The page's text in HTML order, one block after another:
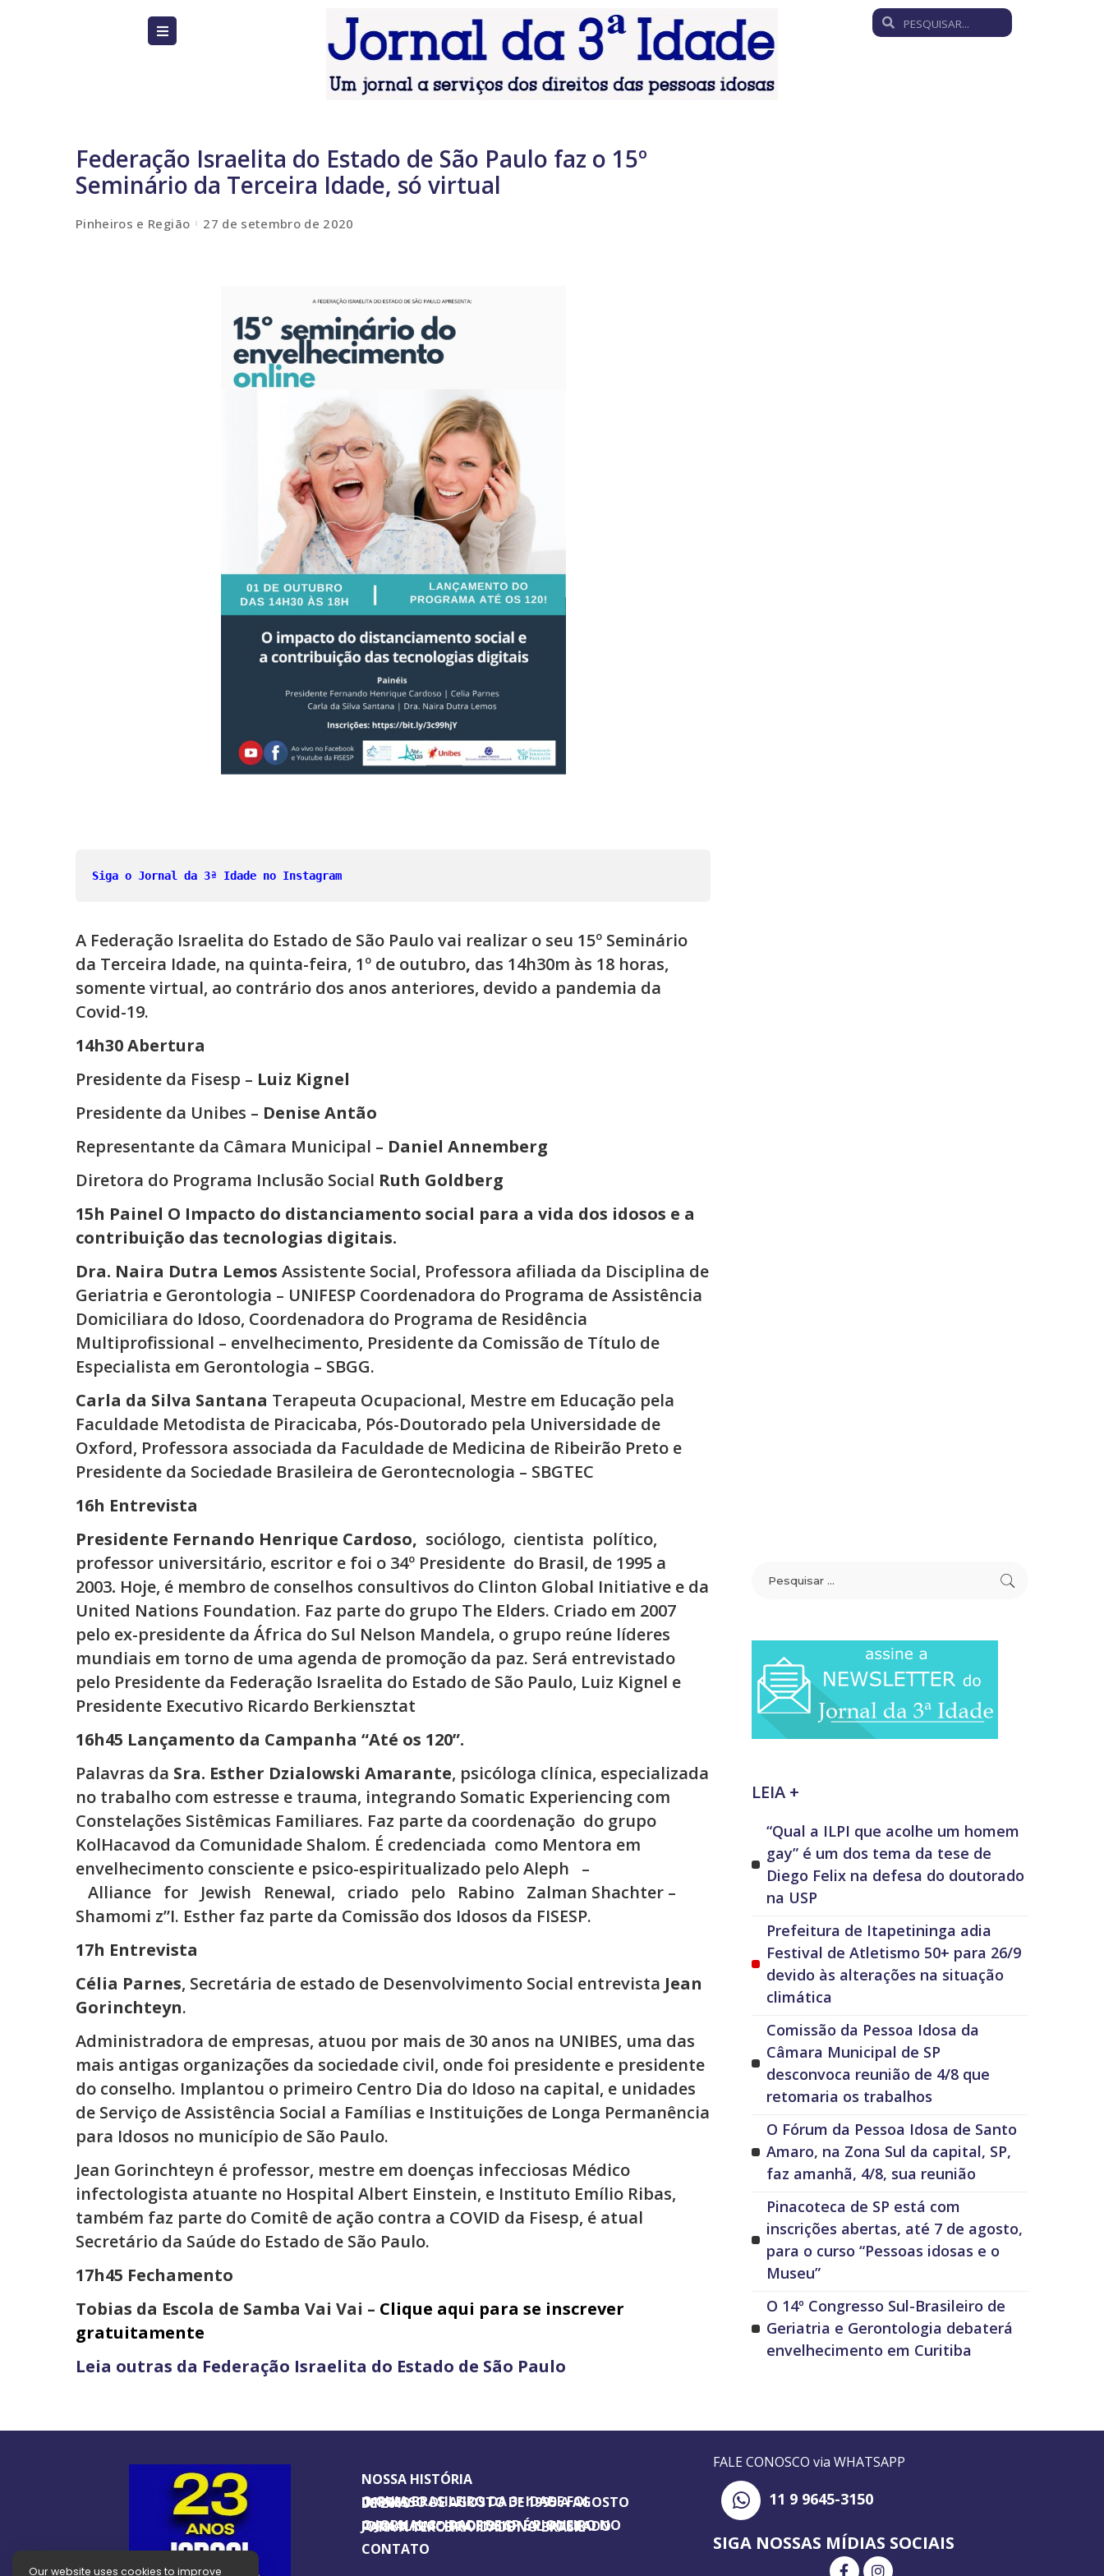
Federação Israelita do Estado de São Paulo faz o 15º
Seminário da Terceira Idade, só virtual
Pinheiros e Região 27 de setembro de 2020
Siga o Jornal da 3ª Idade no Instagram
A Federação Israelita do Estado de São Paulo vai realizar o seu 15º Seminário
da Terceira Idade, na quinta-feira, 1º de outubro, das 14h30m às 18 horas,
somente virtual, ao contrário dos anos anteriores, devido a pandemia da
Covid-19.
14h30 Abertura
Presidente da Fisesp – Luiz Kignel
Presidente da Unibes – Denise Antão
Representante da Câmara Municipal – Daniel Annemberg
Diretora do Programa Inclusão Social Ruth Goldberg
15h Painel O Impacto do distanciamento social para a vida dos idosos e a
contribuição das tecnologias digitais.
Dra. Naira Dutra Lemos Assistente Social, Professora afiliada da Disciplina de
Geriatria e Gerontologia – UNIFESP Coordenadora do Programa de Assistência
Domiciliara do Idoso, Coordenadora do Programa de Residência
Multiprofissional – envelhecimento, Presidente da Comissão de Título de
Especialista em Gerontologia – SBGG.
Carla da Silva Santana Terapeuta Ocupacional, Mestre em Educação pela
Faculdade Metodista de Piracicaba, Pós-Doutorado pela Universidade de
Oxford, Professora associada da Faculdade de Medicina de Ribeirão Preto e
Presidente da Sociedade Brasileira de Gerontecnologia – SBGTEC
16h Entrevista
Presidente Fernando Henrique Cardoso, sociólogo, cientista político,
professor universitário, escritor e foi o 34º Presidente do Brasil, de 1995 a
2003. Hoje, é membro de conselhos consultivos do Clinton Global Initiative e da
United Nations Foundation. Faz parte do grupo The Elders. Criado em 2007
pelo ex-presidente da África do Sul Nelson Mandela, o grupo reúne líderes
mundiais em torno de uma agenda de promoção da paz. Será entrevistado
pelo Presidente da Federação Israelita do Estado de São Paulo, Luiz Kignel e
Presidente Executivo Ricardo Berkiensztat
16h45 Lançamento da Campanha “Até os 120”.
Palavras da Sra. Esther Dzialowski Amarante, psicóloga clínica, especializada
no trabalho com estresse e trauma, integrando Somatic Experiencing com
Constelações Sistêmicas Familiares. Faz parte da coordenação do grupo
KolHacavod da Comunidade Shalom. É credenciada como Mentora em
envelhecimento consciente e psico-espiritualizado pelo Aleph
–
Alliance for Jewish Renewal, criado pelo Rabino Zalman Shachter –
Shamomi z”I. Esther faz parte da Comissão dos Idosos da FISESP.
17h Entrevista
Célia Parnes, Secretária de estado de Desenvolvimento Social entrevista Jean
Gorinchteyn.
Administradora de empresas, atuou por mais de 30 anos na UNIBES, uma das
mais antigas organizações da sociedade civil, onde foi presidente e presidente
do conselho. Implantou o primeiro Centro Dia do Idoso na capital, e unidades
de Serviço de Assistência Social a Famílias e Instituições de Longa Permanência
para Idosos no município de São Paulo.
Jean Gorinchteyn é professor, mestre em doenças infecciosas Médico
infectologista atuante no Hospital Albert Einstein, e Instituto Emílio Ribas,
também faz parte do Comitê de ação contra a COVID da Fisesp, é atual
Secretário da Saúde do Estado de São Paulo.
17h45 Fechamento
Tobias da Escola de Samba Vai Vai – Clique aqui para se inscrever
gratuitamente
Leia outras da Federação Israelita do Estado de São Paulo
LEIA +
“Qual a ILPI que acolhe um homem
gay” é um dos tema da tese de
Diego Felix na defesa do doutorado
na USP
Prefeitura de Itapetininga adia
Festival de Atletismo 50+ para 26/9
devido às alterações na situação
climática
Comissão da Pessoa Idosa da
Câmara Municipal de SP
desconvoca reunião de 4/8 que
retomaria os trabalhos
O Fórum da Pessoa Idosa de Santo
Amaro, na Zona Sul da capital, SP,
faz amanhã, 4/8, sua reunião
Pinacoteca de SP está com
inscrições abertas, até 7 de agosto,
para o curso “Pessoas idosas e o
Museu”
O 14º Congresso Sul-Brasileiro de
Geriatria e Gerontologia debaterá
envelhecimento em Curitiba
NOSSA HISTÓRIA
O GUIA BRASILEIRO DA 3ª IDADE FOI IMPRESSO DE AGOSTO DE 1995 A AGOSTO DE 2010
O JORNAL 3ª IDADE DE SP É PIONEIRO NO JORNALISMO PROFISSIONAL VOLTADO PARA A TERCEIRA IDADE NO BRASIL
CONTATO
FALE CONOSCO via WHATSAPP
11 9 9645-3150
SIGA NOSSAS MÍDIAS SOCIAIS
Our website uses cookies to improve